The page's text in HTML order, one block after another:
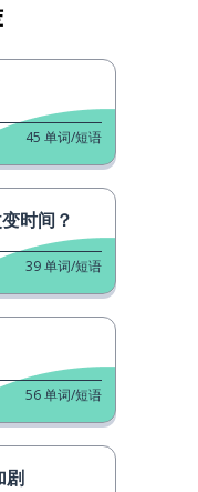
45 单词/短语
时间？
39单词/短语
56单词/短语
剧